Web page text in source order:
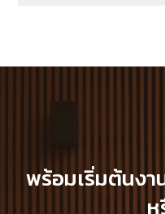
พร้อมเริ่มต้นง